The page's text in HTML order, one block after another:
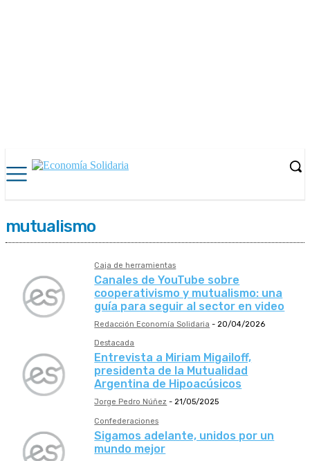
mutualismo
Caja de herramientas
Canales de YouTube sobre
cooperativismo y mutualismo: una
guía para seguir al sector en video
Redacción Economía Solidaria - 20/04/2026
Destacada
Entrevista a Miriam Migailoff,
presidenta de la Mutualidad
Argentina de Hipoacúsicos
Jorge Pedro Núñez - 21/05/2025
Confederaciones
Sigamos adelante, unidos por un
mundo mejor